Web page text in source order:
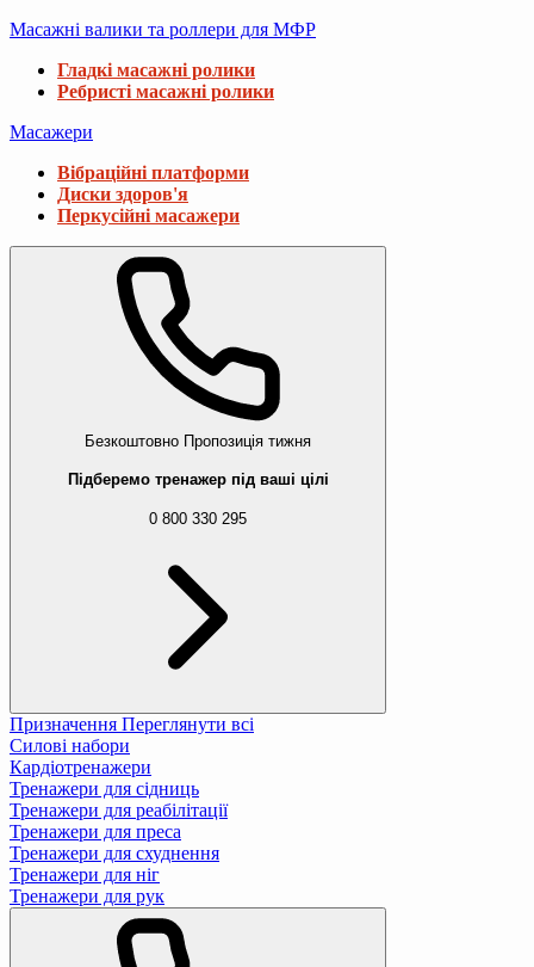
Масажні валики та роллери для МФР
Гладкі масажні ролики
Ребристі масажні ролики
Масажери
Вібраційні платформи
Диски здоров'я
Перкусійні масажери
Безкоштовно Пропозиція тижня
Підберемо тренажер під ваші цілі
0 800 330 295
Призначення Переглянути всі
Силові набори
Кардіотренажери
Тренажери для сідниць
Тренажери для реабілітації
Тренажери для преса
Тренажери для схуднення
Тренажери для ніг
Тренажери для рук